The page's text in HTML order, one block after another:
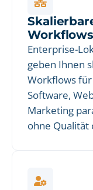
Workflows
Enterprise-
geben Ihnen
Workflows
Software,
Marketing
ohne Qualität